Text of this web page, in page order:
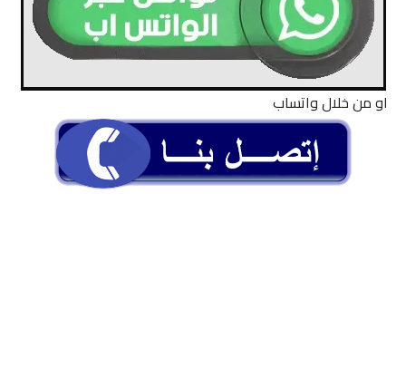
او من خلال واتساب